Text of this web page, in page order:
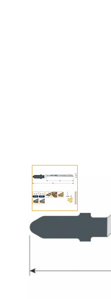
Afhalen?